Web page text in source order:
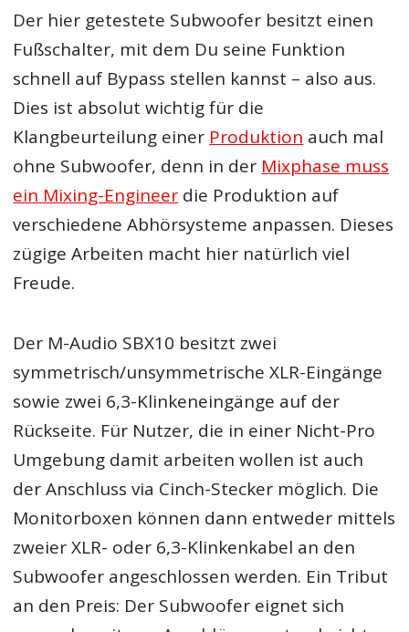
Der hier getestete Subwoofer besitzt einen
Fußschalter, mit dem Du seine Funktion
schnell auf Bypass stellen kannst – also aus.
Dies ist absolut wichtig für die
Klangbeurteilung einer Produktion auch mal
ohne Subwoofer, denn in der Mixphase muss
ein Mixing-Engineer die Produktion auf
verschiedene Abhörsysteme anpassen. Dieses
zügige Arbeiten macht hier natürlich viel
Freude.
Der M-Audio SBX10 besitzt zwei
symmetrisch/unsymmetrische XLR-Eingänge
sowie zwei 6,3-Klinkeneingänge auf der
Rückseite. Für Nutzer, die in einer Nicht-Pro
Umgebung damit arbeiten wollen ist auch
der Anschluss via Cinch-Stecker möglich. Die
Monitorboxen können dann entweder mittels
zweier XLR- oder 6,3-Klinkenkabel an den
Subwoofer angeschlossen werden. Ein Tribut
an den Preis: Der Subwoofer eignet sich